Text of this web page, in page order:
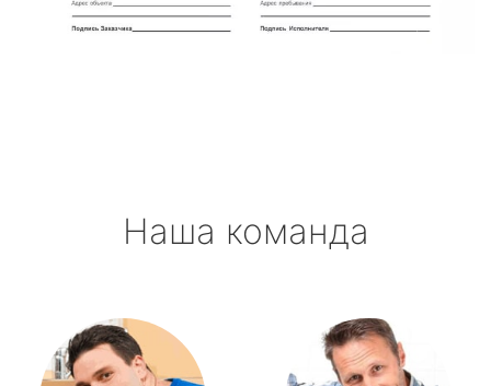
Наша команда